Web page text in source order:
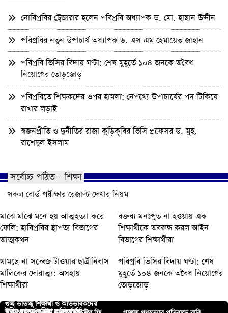
নোবিপ্রবির ট্রেজারার হলেন পবিপ্রবি অধ্যাপক ড. মো. হাছান উদ্দীন
পবিপ্রবির নতুন উপাচার্য অধ্যাপক ড. এস এম হেমায়েত জাহান
পবিপ্রবি ভিসির বিদায় ঘণ্টা: শেষ মুহূর্তে ১০৪ জনকে অবৈধ
নিয়োগের তোড়জোড়
পবিপ্রবিতে শিক্ষকদের ওপর হামলা: নেপথ্যে উপাচার্যের পদ টিকিয়ে
রাখার লড়াই
স্বজনপ্রীতি ও দুর্নীতির রাজা কুড়িকৃবির ভিসি প্রফেসর ড. মুহ.
রাশেদুল ইসলাম
সর্বোচ্চ পঠিত - শিক্ষা
সকল বোর্ড পরীক্ষার রেজাল্ট দেখার নিয়ম
মাঝে মাঝে মনে হয় আত্মহত্যা করে
ফেলি: হাবিপ্রবির স্থাপত্য বিভাগের
আত্মকথন
বক্তব্য মনঃপুত না হওয়ায় এক
শিক্ষার্থীকে অবরুদ্ধ করল আইন
বিভাগের শিক্ষার্থীরা
থামছে না সব্বেজ টাওয়ার ছাত্রীনিবাস
মালিকের দৌরাত্ম্য: অসহায়
শিক্ষার্থীরা
পবিপ্রবি ভিসির বিদায় ঘণ্টা: শেষ
মুহূর্তে ১০৪ জনকে অবৈধ নিয়োগের
তোড়জোড়
গুচ্ছ ভর্তিচ্ছু শিক্ষার্থী ও অভিভাবকদের